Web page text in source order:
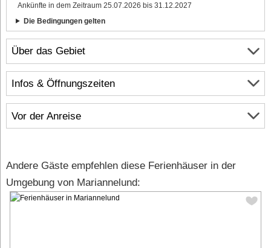
Über das Gebiet
Infos & Öffnungszeiten
Vor der Anreise
Ankünfte in dem Zeitraum 25.07.2026 bis 31.12.2027
Die Bedingungen gelten
Andere Gäste empfehlen diese Ferienhäuser in der
Umgebung von Mariannelund: